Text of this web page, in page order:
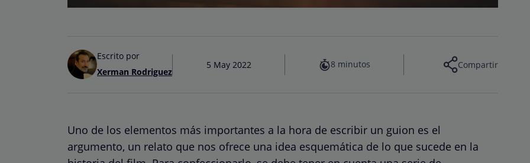
Escrito por
Xerman Rodriguez
5 May 2022 8 minutos Compartir
Uno de los elementos más importantes a la hora de escribir un guion es el
argumento, un relato que nos ofrece una idea esquemática de lo que sucede en la